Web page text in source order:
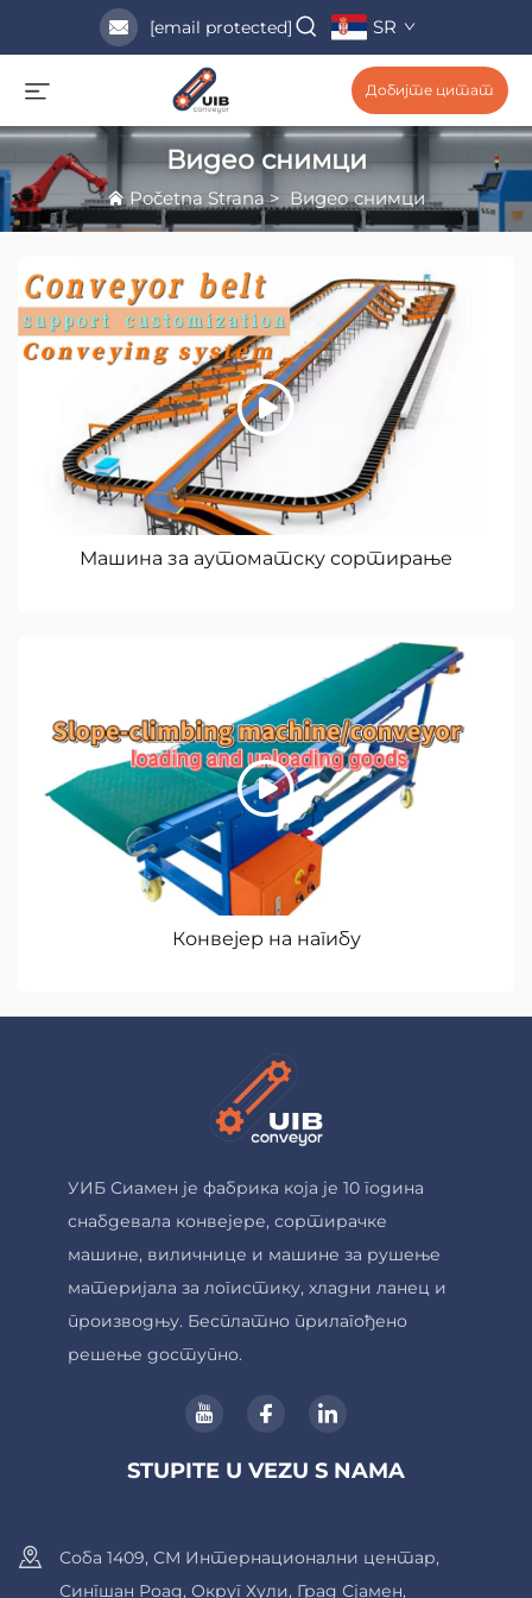
[email protected] SR
Добијте цитат
Видео снимци
Početna Strana> Видео снимци
Машина за аутоматску сортирање
Конвејер на нагибу
УИБ Сиамен је фабрика која је 10 година
снабдевала конвејере, сортирачке
машине, виличнице и машине за рушење
материјала за логистику, хладни ланец и
производњу. Бесплатно прилагођено
решење доступно.
STUPITE U VEZU S NAMA
Соба 1409, СМ Интернационални центар,
Сингшан Роад, Округ Хули, Град Сјамен,